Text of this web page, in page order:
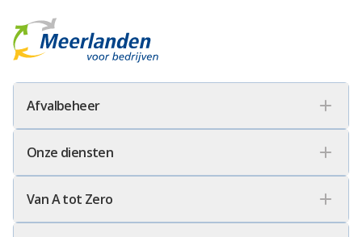
Meerlanden Voor Bedrijven Logo
Afvalbeheer
Onze diensten
Van A tot Zero